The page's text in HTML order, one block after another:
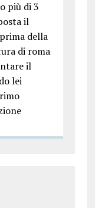
più di 3
il
della
di roma
il
lei